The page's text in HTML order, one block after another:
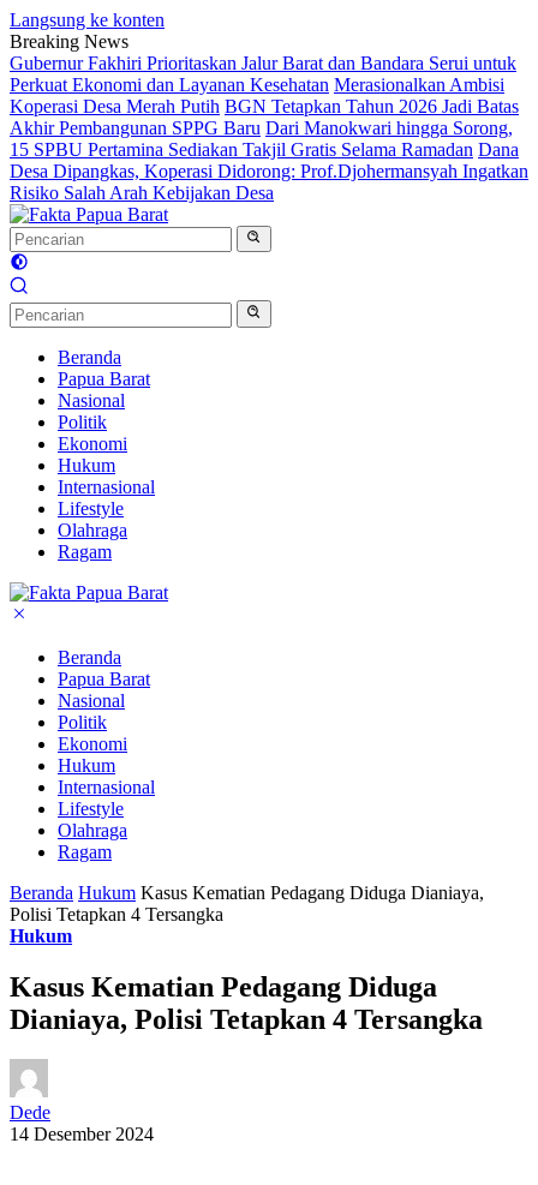
Langsung ke konten
Breaking News
Gubernur Fakhiri Prioritaskan Jalur Barat dan Bandara Serui untuk
Perkuat Ekonomi dan Layanan Kesehatan Merasionalkan Ambisi
Koperasi Desa Merah Putih BGN Tetapkan Tahun 2026 Jadi Batas
Akhir Pembangunan SPPG Baru Dari Manokwari hingga Sorong,
15 SPBU Pertamina Sediakan Takjil Gratis Selama Ramadan Dana
Desa Dipangkas, Koperasi Didorong: Prof.Djohermansyah Ingatkan
Risiko Salah Arah Kebijakan Desa
Beranda
Papua Barat
Nasional
Politik
Ekonomi
Hukum
Internasional
Lifestyle
Olahraga
Ragam
Beranda
Papua Barat
Nasional
Politik
Ekonomi
Hukum
Internasional
Lifestyle
Olahraga
Ragam
Beranda Hukum Kasus Kematian Pedagang Diduga Dianiaya,
Polisi Tetapkan 4 Tersangka
Hukum
Kasus Kematian Pedagang Diduga
Dianiaya, Polisi Tetapkan 4 Tersangka
Dede
14 Desember 2024